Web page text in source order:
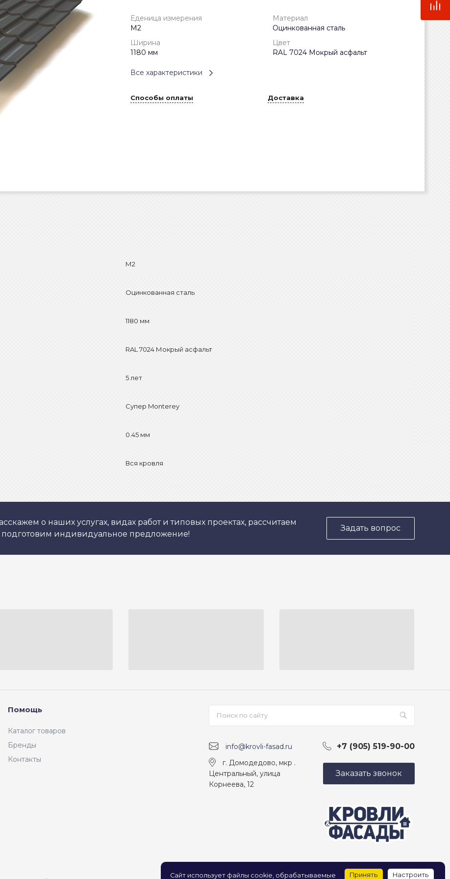
Еденица измерения
М2
Материал
Оцинкованная сталь
Ширина
1180 мм
Цвет
RAL 7024 Мокрый асфальт
Все характеристики
Способы оплаты Доставка
М2
Оцинкованная сталь
1180 мм
RAL 7024 Мокрый асфальт
5 лет
Супер Monterey
0.45 мм
Вся кровля
о наших услугах, видах работ и типовых проектах, рассчитаем
подготовим индивидуальное предложение!
Задать вопрос
Помощь
Каталог товаров
Бренды
Контакты
info@krovli-fasad.ru +7 (905) 519-90-00
г. Домодедово, мкр .
Центральный, улица
Корнеева, 12
Заказать звонок
Сайт использует файлы cookie, обрабатываемые Принять Настроить